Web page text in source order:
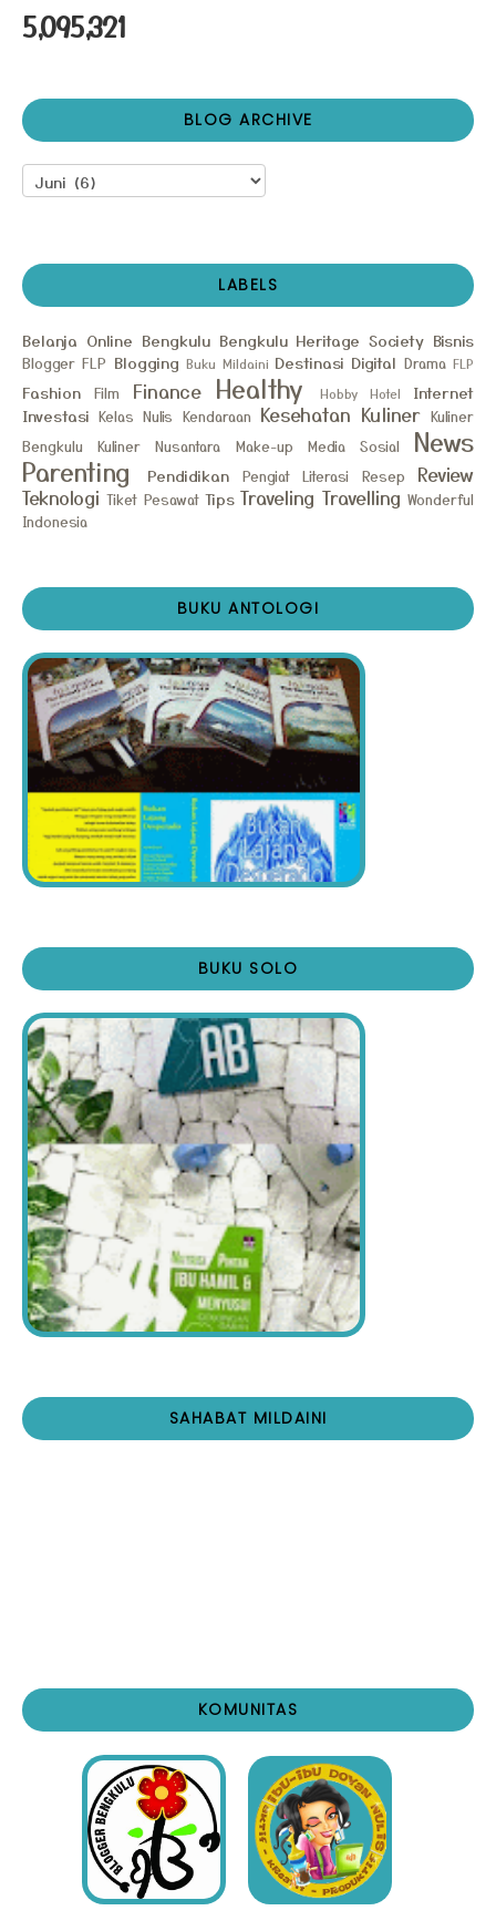
5,095,321
BLOG ARCHIVE
LABELS
Belanja Online Bengkulu Bengkulu Heritage Society Bisnis
Blogger FLP Blogging Buku Mildaini Destinasi Digital Drama FLP
Fashion Film Finance Healthy Hobby Hotel
Internet
Investasi Kelas Nulis Kendaraan Kesehatan Kuliner Kuliner
Bengkulu
Kuliner Nusantara Make-up Media Sosial
News
Parenting
Pendidikan Pengiat Literasi Resep
Review
Teknologi Tiket Pesawat Tips Traveling Travelling Wonderful
Indonesia
BUKU ANTOLOGI
BUKU SOLO
SAHABAT MILDAINI
KOMUNITAS